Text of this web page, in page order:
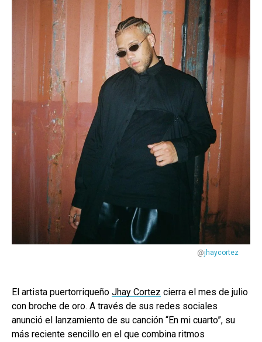
@jhaycortez
El artista puertorriqueño Jhay Cortez cierra el mes de julio
con broche de oro. A través de sus redes sociales
anunció el lanzamiento de su canción “En mi cuarto”, su
más reciente sencillo en el que combina ritmos